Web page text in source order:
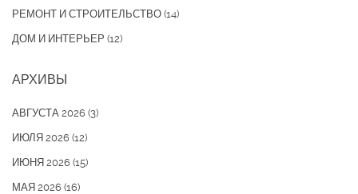
РЕМОНТ И СТРОИТЕЛЬСТВО (14)
ДОМ И ИНТЕРЬЕР (12)
АРХИВЫ
АВГУСТА 2026 (3)
ИЮЛЯ 2026 (12)
ИЮНЯ 2026 (15)
МАЯ 2026 (16)